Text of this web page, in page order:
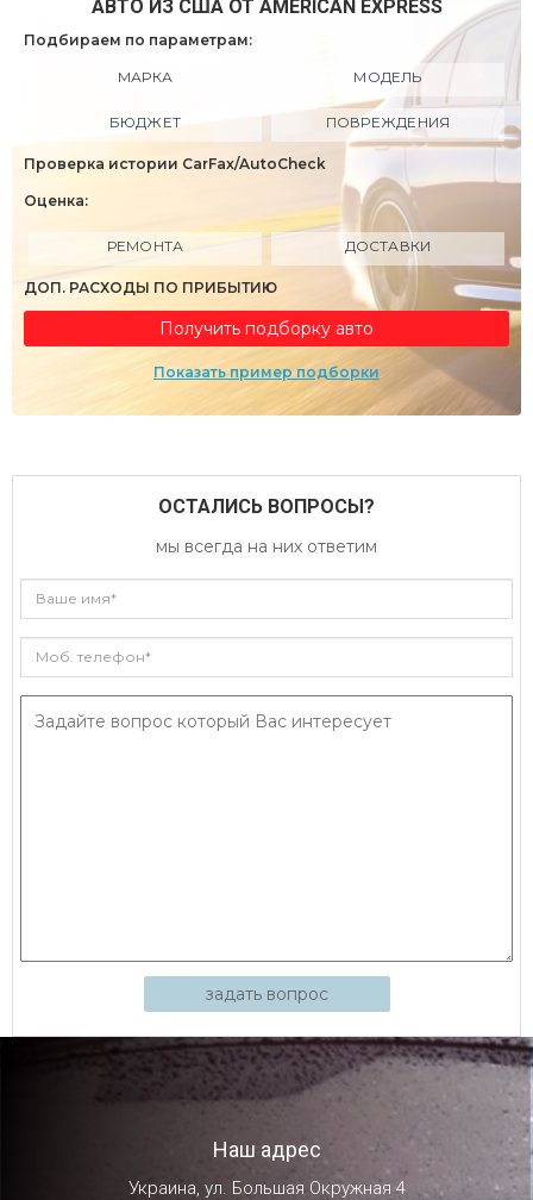
АВТО ИЗ США ОТ AMERICAN EXPRESS
Подбираем по параметрам:
МАРКА МОДЕЛЬ
БЮДЖЕТ ПОВРЕЖДЕНИЯ
Проверка истории CarFax/AutoCheck
Оценка:
РЕМОНТА ДОСТАВКИ
ДОП. РАСХОДЫ ПО ПРИБЫТИЮ
Получить подборку авто
Показать пример подборки
ОСТАЛИСЬ ВОПРОСЫ?
мы всегда на них ответим
задать вопрос
Наш адрес
Украина, ул. Большая Окружная 4